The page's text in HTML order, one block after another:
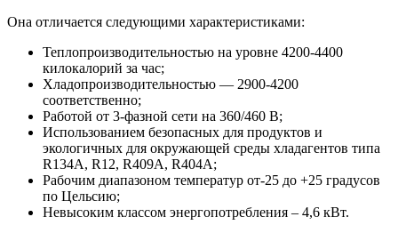
Она отличается следующими характеристиками:
Теплопроизводительностью на уровне 4200-4400
килокалорий за час;
Хладопроизводительностью — 2900-4200
соответственно;
Работой от 3-фазной сети на 360/460 B;
Использованием безопасных для продуктов и
экологичных для окружающей среды хладагентов типа
R134A, R12, R409A, R404A;
Рабочим диапазоном температур от-25 до +25 градусов
по Цельсию;
Невысоким классом энергопотребления – 4,6 кВт.